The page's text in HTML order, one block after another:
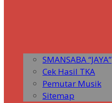
SMANSABA “JAYA”
Cek Hasil TKA
Pemutar Musik
Sitemap